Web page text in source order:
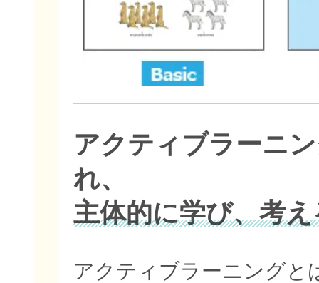
アクティブラーニ
れ、
主体的に学び、考
アクティブラーニングと